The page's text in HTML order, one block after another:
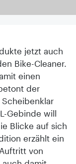
jetzt auch
Bike-Cleaner.
einen
der
Gebinde will
Blicke auf sich
erzählt ein
von